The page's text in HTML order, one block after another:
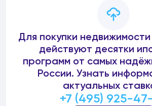
Для покупки
действуют десятки
программ от самых
России. Узнать
актуальных
+7 (495) 925-